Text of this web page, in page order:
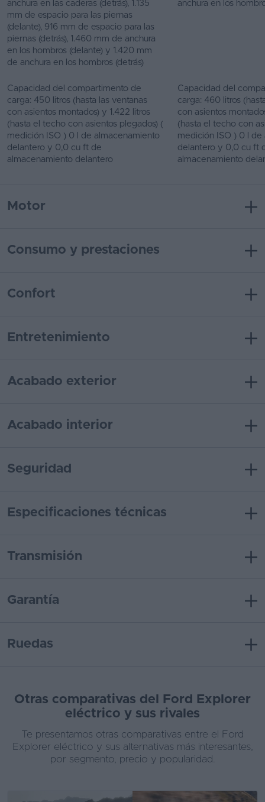
anchura en las caderas (detrás), 1.135
mm de espacio para las piernas
(delante), 916 mm de espacio para las
piernas (detrás), 1.460 mm de anchura
en los hombros (delante) y 1.420 mm
de anchura en los hombros (detrás)
anchura en los
Capacidad del compartimento de
carga: 450 litros (hasta las ventanas
con asientos montados) y 1.422 litros
(hasta el techo con asientos plegados) (
medición ISO ) 0 l de almacenamiento
delantero y 0,0 cu ft de
almacenamiento delantero
Capacidad del
carga: 460 litros
con asientos
(hasta el techo con
medición ISO ) 0 l de
delantero y 0,0 cu ft
almacenamiento
Motor
Consumo y prestaciones
Confort
Entretenimiento
Acabado exterior
Acabado interior
Seguridad
Especificaciones técnicas
Transmisión
Garantía
Ruedas
Otras comparativas del Ford Explorer
eléctrico y sus rivales
Te presentamos otras comparativas entre el Ford
Explorer eléctrico y sus alternativas más interesantes,
por segmento, precio y popularidad.